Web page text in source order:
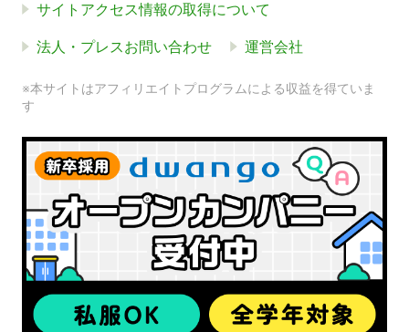
サイトアクセス情報の取得について
法人・プレスお問い合わせ 運営会社
※本サイトはアフィリエイトプログラムによる収益を得ていま
す